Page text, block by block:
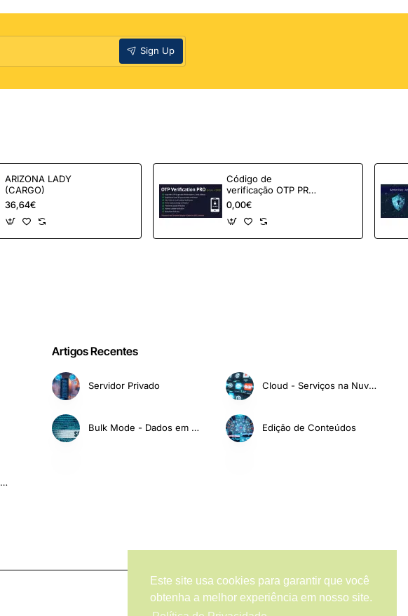
Este site usa cookies para garantir que você
obtenha a melhor experiência em nosso site.
Sign Up
ARIZONA LADY
(CARGO)
36,64€
Código de
verificação OTP PRO
para OpenCart
0,00€
Perguntas e Respostas Frequentes - FAQ
Artigos Recentes
Servidor Privado Cloud - Serviços na Nuvem
Bulk Mode - Dados em Massa Edição de Conteúdos